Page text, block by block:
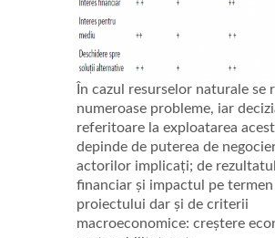
În cazul resurselor naturale se
numeroase probleme, iar
referitoare la exploatarea
depinde de puterea de
actorilor implicați; de rezultatul
financiar și impactul pe termen
proiectului dar și de criterii
macroeconomice: creștere